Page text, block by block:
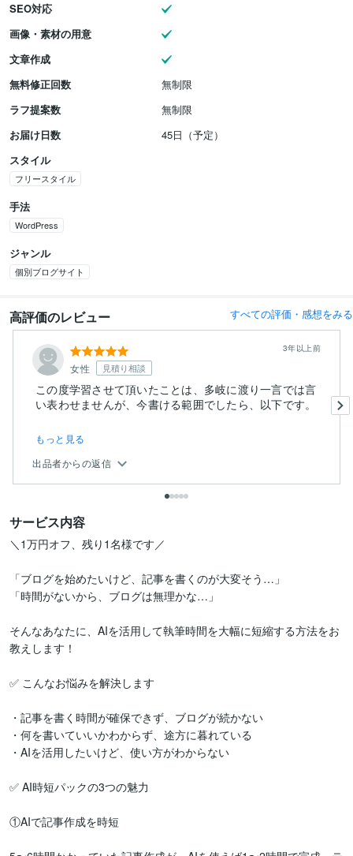
SEO対応
画像・素材の用意
文章作成
無料修正回数
無制限
ラフ提案数
無制限
お届け日数
45日（予定）
スタイル
フリースタイル
手法
WordPress
ジャンル
個別ブログサイト
高評価のレビュー すべての評価・感想をみる
女性 見積り相談
3年以上前
この度学習させて頂いたことは、多岐に渡り一言では言
い表わせませんが、今書ける範囲でしたら、以下です。
もっと見る
出品者からの返信
サービス内容
＼1万円オフ、残り1名様です／
「ブログを始めたいけど、記事を書くのが大変そう…」
「時間がないから、ブログは無理かな…」
そんなあなたに、AIを活用して執筆時間を大幅に短縮する方法をお
教えします！
✅ こんなお悩みを解決します
・記事を書く時間が確保できず、ブログが続かない
・何を書いていいかわからず、途方に暮れている
・AIを活用したいけど、使い方がわからない
✅ AI時短パックの3つの魅力
①AIで記事作成を時短